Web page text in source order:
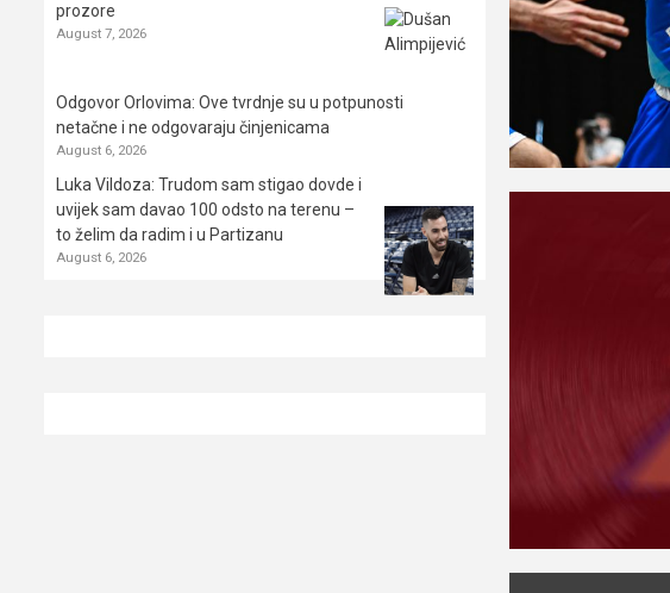
prozore
August 7, 2026
Odgovor Orlovima: ​Ove tvrdnje su u potpunosti
netačne i ne odgovaraju činjenicama
August 6, 2026
Luka Vildoza: Trudom sam stigao dovde i
uvijek sam davao 100 odsto na terenu –
to želim da radim i u Partizanu
August 6, 2026